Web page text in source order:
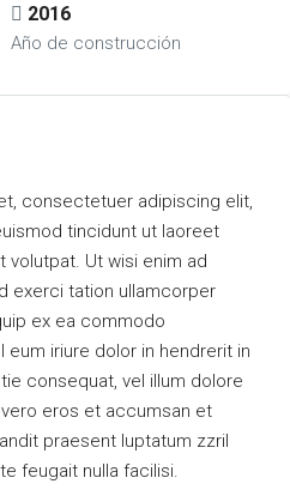
2016
Año de construcción
consectetuer adipiscing elit,
tincidunt ut laoreet
volutpat. Ut wisi enim ad
exerci tation ullamcorper
ex ea commodo
eum iriure dolor in hendrerit in
consequat, vel illum dolore
eros et accumsan et
praesent luptatum zzril
feugait nulla facilisi.